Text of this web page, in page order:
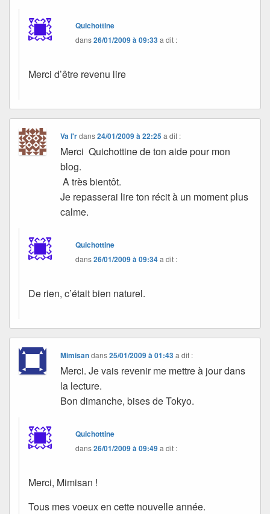
Quichottine
dans26/01/2009 à 09:33a dit :
Merci d’être revenu lire
Va l'rdans24/01/2009 à 22:25 a dit :
Merci Quichottine de ton aide pour mon
blog.
A très bientôt.
Je repasserai lire ton récit à un moment plus
calme.
Quichottine
dans26/01/2009 à 09:34a dit :
De rien, c’était bien naturel.
Mimisandans25/01/2009 à 01:43 a dit :
Merci. Je vais revenir me mettre à jour dans
la lecture.
Bon dimanche, bises de Tokyo.
Quichottine
dans26/01/2009 à 09:49a dit :
Merci, Mimisan !
Tous mes voeux en cette nouvelle année.